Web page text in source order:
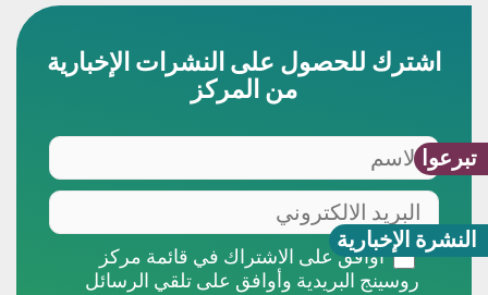
تبرعوا
النشرة الإخبارية
اشترك للحصول على النشرات الإخبارية
من المركز
الاسم
البريد
الالكتروني
أوافق
على
أوافق على الاشتراك في قائمة مركز
روسينج البريدية وأوافق على تلقي الرسائل